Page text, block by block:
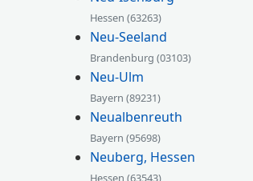
Hessen (63263)
Neu-Seeland
Brandenburg (03103)
Neu-Ulm
Bayern (89231)
Neualbenreuth
Bayern (95698)
Neuberg, Hessen
Hessen (63543)